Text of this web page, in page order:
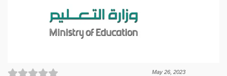
May 26, 2023